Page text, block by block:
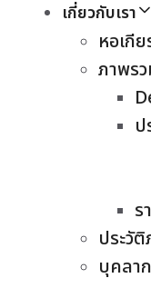
เกี่ยวกับเรา
หอเกี
ภาพร
ป
ร
ประวั
บุคลา